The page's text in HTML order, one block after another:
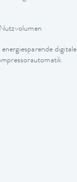
digitale